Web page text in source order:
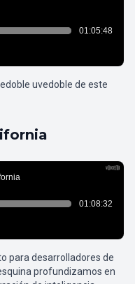
uvedoble de este
para desarrolladores de
profundizamos en